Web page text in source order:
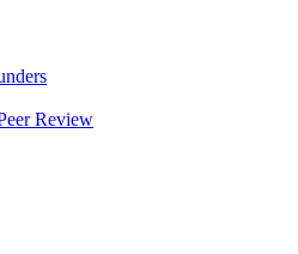
Review